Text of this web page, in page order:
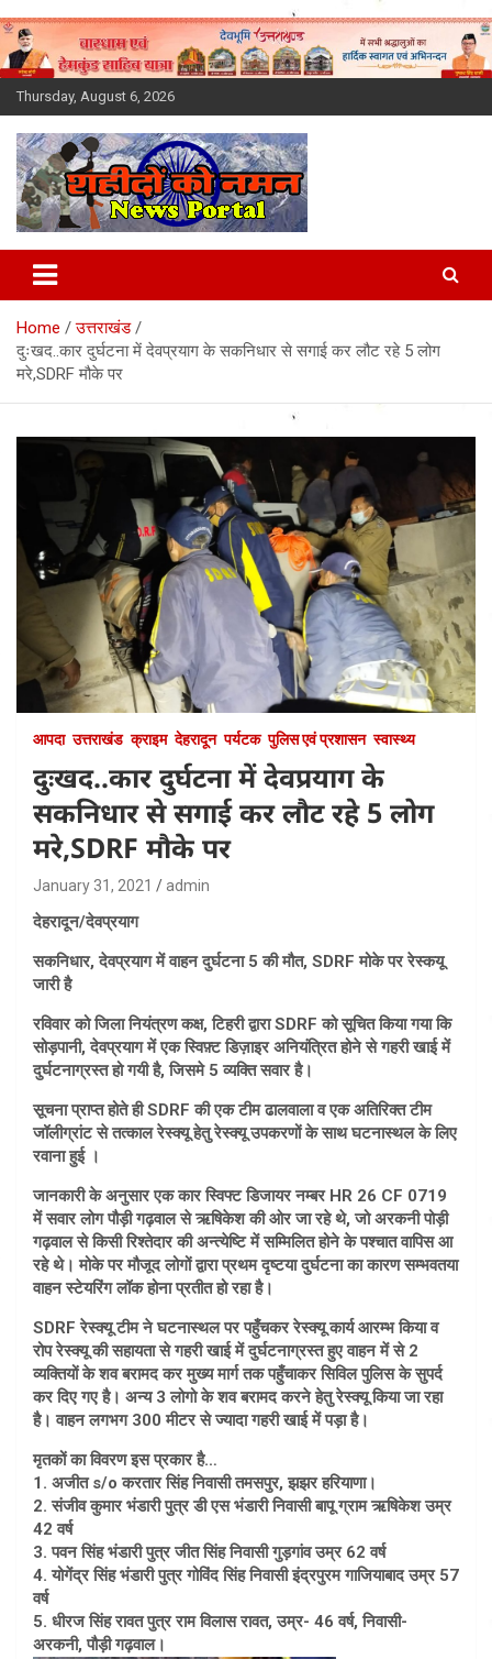
Skip
to
content
Thursday, August 6, 2026
Latest News Today, Breaking
News, Uttarakhand News in
Hindi
Home
उत्तराखंड
दुःखद..कार दुर्घटना में देवप्रयाग के सकनिधार से सगाई कर लौट रहे 5 लोग
मरे,SDRF मौके पर
आपदा उत्तराखंड क्राइम देहरादून पर्यटक पुलिस एवं प्रशासन स्वास्थ्य
दुःखद..कार दुर्घटना में देवप्रयाग के
सकनिधार से सगाई कर लौट रहे 5 लोग
मरे,SDRF मौके पर
January 31, 2021 admin
देहरादून/देवप्रयाग
सकनिधार, देवप्रयाग में वाहन दुर्घटना 5 की मौत, SDRF मोके पर रेस्कयू
जारी है
रविवार को जिला नियंत्रण कक्ष, टिहरी द्वारा SDRF को सूचित किया गया कि
सोड़पानी, देवप्रयाग में एक स्विफ़्ट डिज़ाइर अनियंत्रित होने से गहरी खाई में
दुर्घटनाग्रस्त हो गयी है, जिसमे 5 व्यक्ति सवार है।
सूचना प्राप्त होते ही SDRF की एक टीम ढालवाला व एक अतिरिक्त टीम
जॉलीग्रांट से तत्काल रेस्क्यू हेतु रेस्क्यू उपकरणों के साथ घटनास्थल के लिए
रवाना हुई ।
जानकारी के अनुसार एक कार स्विफ्ट डिजायर नम्बर HR 26 CF 0719
में सवार लोग पौड़ी गढ़वाल से ऋषिकेश की ओर जा रहे थे, जो अरकनी पोड़ी
गढ़वाल से किसी रिश्तेदार की अन्त्येष्टि में सम्मिलित होने के पश्चात वापिस आ
रहे थे। मोके पर मौजूद लोगों द्वारा प्रथम दृष्टया दुर्घटना का कारण सम्भवतया
वाहन स्टेयरिंग लॉक होना प्रतीत हो रहा है।
SDRF रेस्क्यू टीम ने घटनास्थल पर पहुँचकर रेस्क्यू कार्य आरम्भ किया व
रोप रेस्क्यू की सहायता से गहरी खाई में दुर्घटनाग्रस्त हुए वाहन में से 2
व्यक्तियों के शव बरामद कर मुख्य मार्ग तक पहुँचाकर सिविल पुलिस के सुपर्द
कर दिए गए है। अन्य 3 लोगो के शव बरामद करने हेतु रेस्क्यू किया जा रहा
है। वाहन लगभग 300 मीटर से ज्यादा गहरी खाई में पड़ा है।
मृतकों का विवरण इस प्रकार है…
1. अजीत s/o करतार सिंह निवासी तमसपुर, झझर हरियाणा।
2. संजीव कुमार भंडारी पुत्र डी एस भंडारी निवासी बापू ग्राम ऋषिकेश उम्र
42 वर्ष
3. पवन सिंह भंडारी पुत्र जीत सिंह निवासी गुड़गांव उम्र 62 वर्ष
4. योगेंद्र सिंह भंडारी पुत्र गोविंद सिंह निवासी इंद्रपुरम गाजियाबाद उम्र 57
वर्ष
5. धीरज सिंह रावत पुत्र राम विलास रावत, उम्र- 46 वर्ष, निवासी-
अरकनी, पौड़ी गढ़वाल।